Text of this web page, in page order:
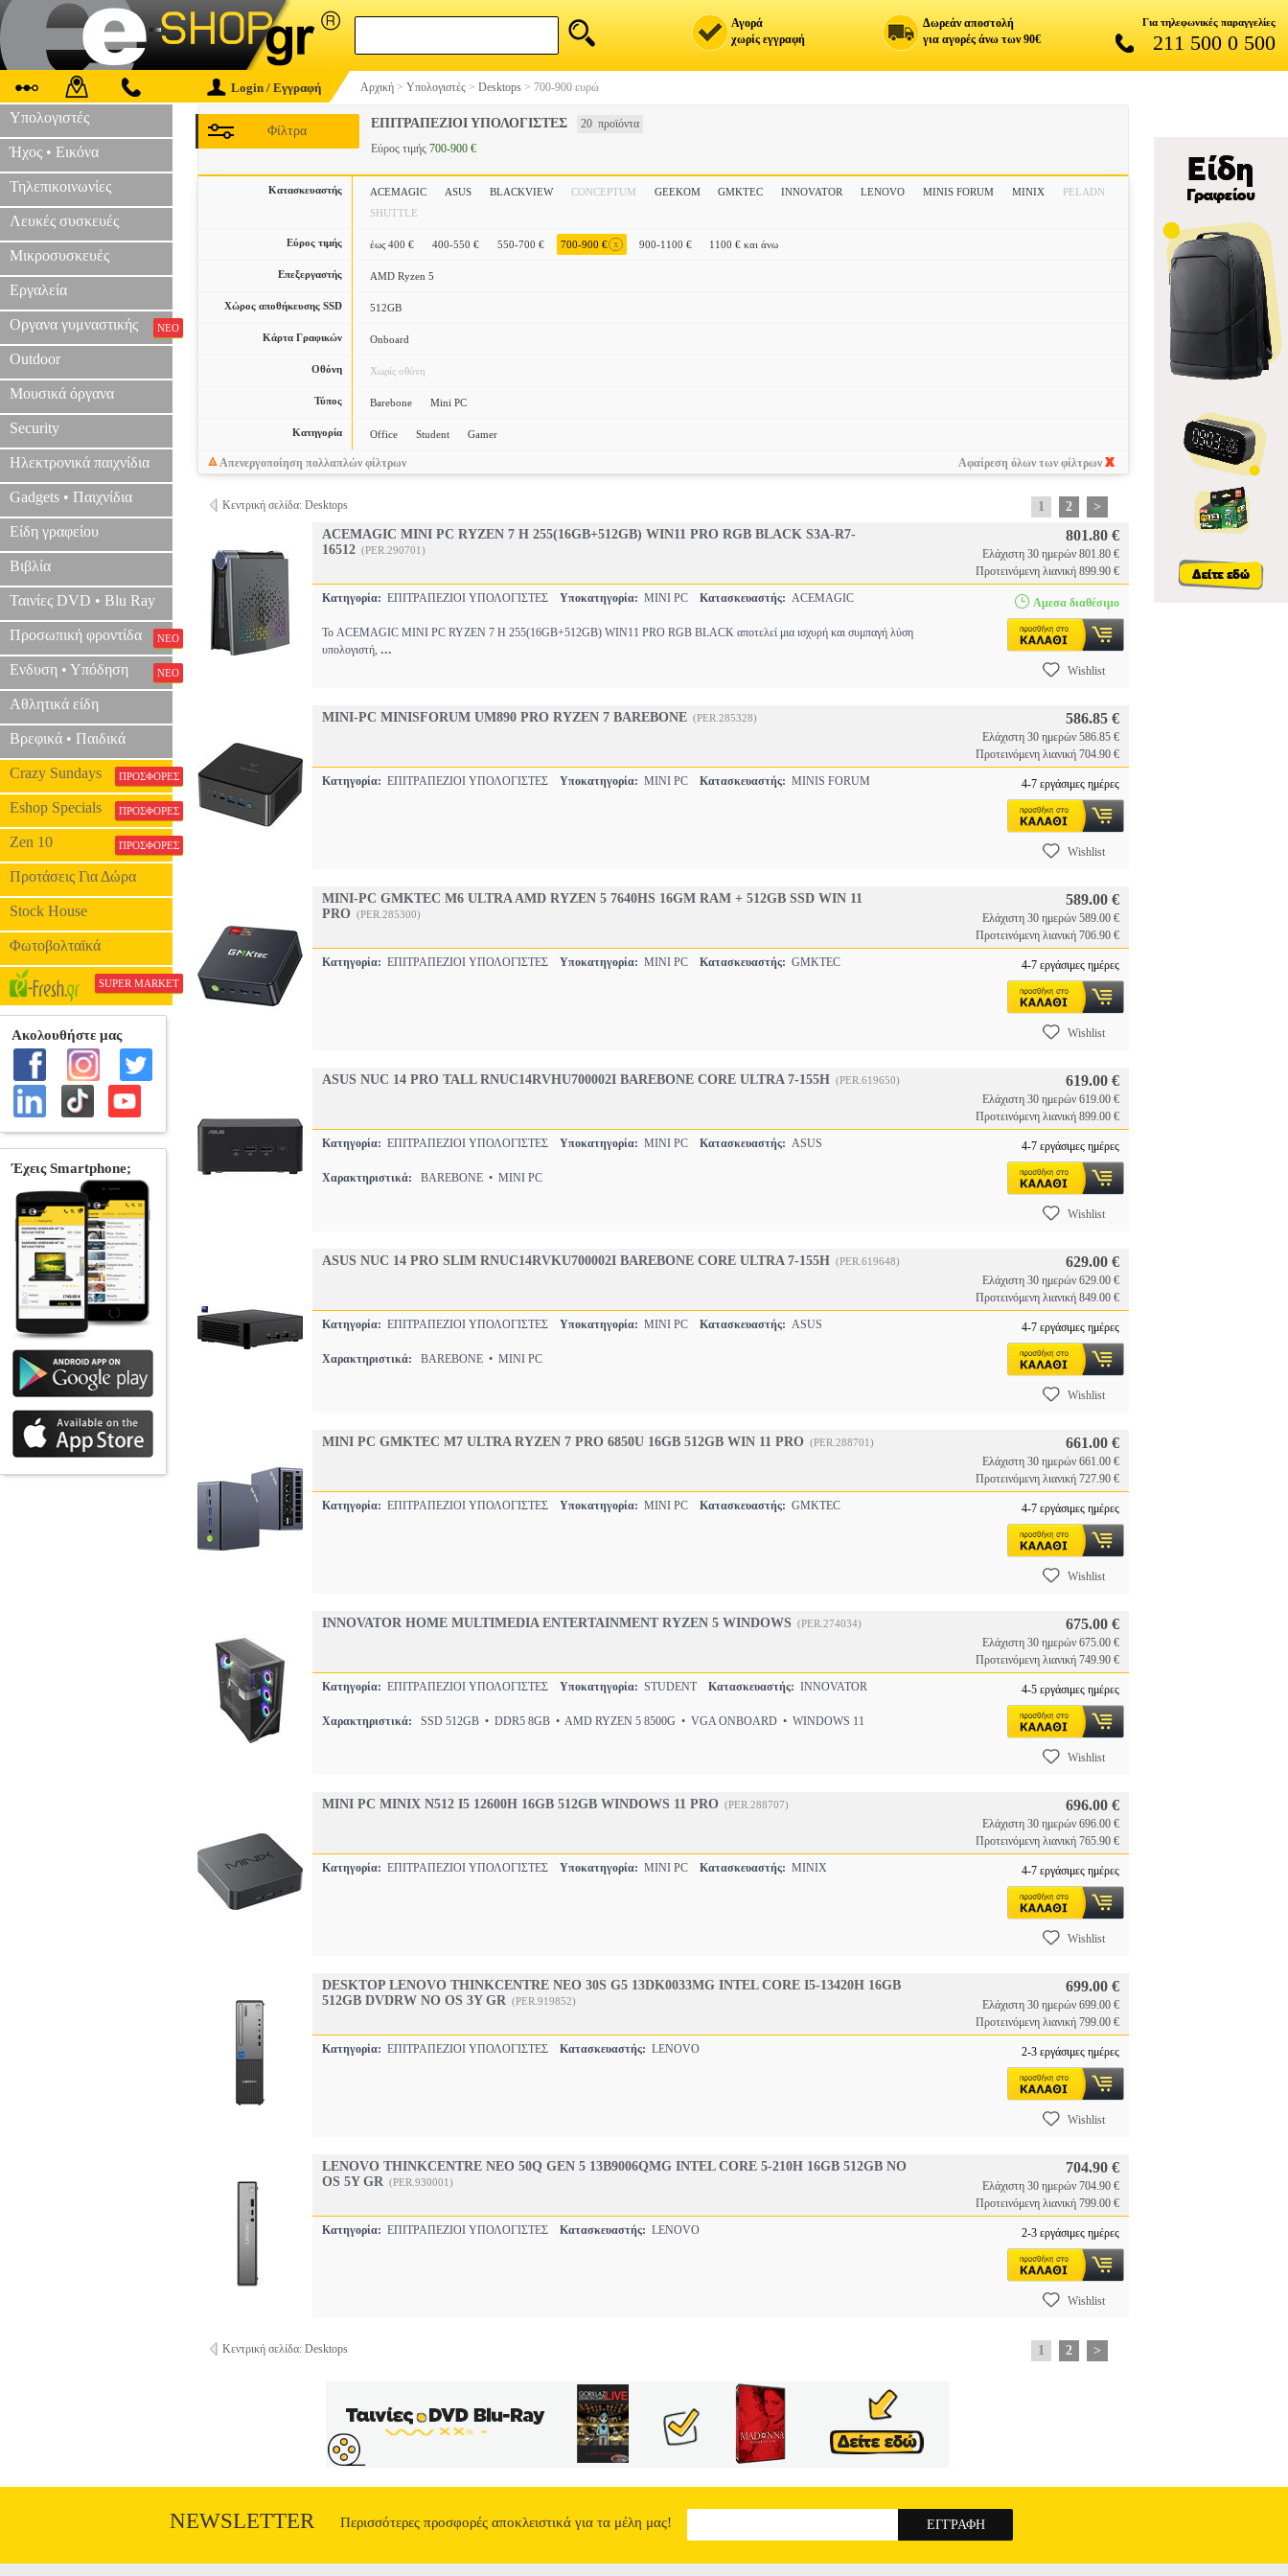
Αγορά
χωρίς εγγραφή
Δωρεάν αποστολή
για αγορές άνω των 90€
Για τηλεφωνικές παραγγελίες
211 500 0 500
Login / Εγγραφή Αρχική > Υπολογιστές > Desktops > 700-900 ευρώ
Υπολογιστές
Ήχος • Εικόνα
Τηλεπικοινωνίες
Λευκές συσκευές
Μικροσυσκευές
Εργαλεία
Οργανα γυμναστικής ΝΕΟ
Outdoor
Μουσικά όργανα
Security
Ηλεκτρονικά παιχνίδια
Gadgets • Παιχνίδια
Είδη γραφείου
Βιβλία
Ταινίες DVD • Blu Ray
Προσωπική φροντίδα ΝΕΟ
Ενδυση • Υπόδηση ΝΕΟ
Αθλητικά είδη
Βρεφικά • Παιδικά
Crazy Sundays ΠΡΟΣΦΟΡΕΣ
Eshop Specials ΠΡΟΣΦΟΡΕΣ
Zen 10 ΠΡΟΣΦΟΡΕΣ
Προτάσεις Για Δώρα
Stock House
Φωτοβολταϊκά
SUPER MARKET
ΕΠΙΤΡΑΠΕΖΙΟΙ ΥΠΟΛΟΓΙΣΤΕΣ 20 προϊόντα
Φίλτρα
Εύρος τιμής 700-900 €
Κατασκευαστής ACEMAGIC ASUS BLACKVIEW CONCEPTUM GEEKOM GMKTEC INNOVATOR LENOVO MINIS FORUM MINIX
PELADN
SHUTTLE
Εύρος τιμής έως 400 € 400-550 € 550-700 € 700-900 € x 900-1100 € 1100 € και άνω
Επεξεργαστής AMD Ryzen 5
Χώρος αποθήκευσης SSD 512GB
Κάρτα Γραφικών Onboard
Οθόνη Χωρίς οθόνη
Τύπος Barebone Mini PC
Κατηγορία Office Student Gamer
Απενεργοποίηση πολλαπλών φίλτρων Αφαίρεση όλων των φίλτρων
Κεντρική σελίδα: Desktops 1 2
>
ACEMAGIC MINI PC RYZEN 7 H 255(16GB+512GB) WIN11 PRO RGB BLACK S3A-R7-
16512 (PER.290701)
801.80 €
Ελάχιστη 30 ημερών 801.80 €
Προτεινόμενη λιανική 899.90 €
Κατηγορία: ΕΠΙΤΡΑΠΕΖΙΟΙ ΥΠΟΛΟΓΙΣΤΕΣ Υποκατηγορία: MINI PC Κατασκευαστής: ACEMAGIC
Το ACEMAGIC MINI PC RYZEN 7 H 255(16GB+512GB) WIN11 PRO RGB BLACK αποτελεί μια ισχυρή και συμπαγή λύση
υπολογιστή, ...
Αμεσα διαθέσιμο
Wishlist
MINI-PC MINISFORUM UM890 PRO RYZEN 7 BAREBONE (PER.285328) 586.85 €
Ελάχιστη 30 ημερών 586.85 €
Προτεινόμενη λιανική 704.90 €
Κατηγορία: ΕΠΙΤΡΑΠΕΖΙΟΙ ΥΠΟΛΟΓΙΣΤΕΣ Υποκατηγορία: MINI PC Κατασκευαστής: MINIS FORUM 4-7 εργάσιμες ημέρες
Wishlist
MINI-PC GMKTEC M6 ULTRA AMD RYZEN 5 7640HS 16GM RAM + 512GB SSD WIN 11
PRO (PER.285300)
589.00 €
Ελάχιστη 30 ημερών 589.00 €
Προτεινόμενη λιανική 706.90 €
Κατηγορία: ΕΠΙΤΡΑΠΕΖΙΟΙ ΥΠΟΛΟΓΙΣΤΕΣ Υποκατηγορία: MINI PC Κατασκευαστής: GMKTEC 4-7 εργάσιμες ημέρες
Wishlist
ASUS NUC 14 PRO TALL RNUC14RVHU700002I BAREBONE CORE ULTRA 7-155H (PER.619650) 619.00 €
Ελάχιστη 30 ημερών 619.00 €
Προτεινόμενη λιανική 899.00 €
Κατηγορία: ΕΠΙΤΡΑΠΕΖΙΟΙ ΥΠΟΛΟΓΙΣΤΕΣ Υποκατηγορία: MINI PC Κατασκευαστής: ASUS
Χαρακτηριστικά: BAREBONE • MINI PC
4-7 εργάσιμες ημέρες
Wishlist
ASUS NUC 14 PRO SLIM RNUC14RVKU700002I BAREBONE CORE ULTRA 7-155H (PER.619648) 629.00 €
Ελάχιστη 30 ημερών 629.00 €
Προτεινόμενη λιανική 849.00 €
Κατηγορία: ΕΠΙΤΡΑΠΕΖΙΟΙ ΥΠΟΛΟΓΙΣΤΕΣ Υποκατηγορία: MINI PC Κατασκευαστής: ASUS
Χαρακτηριστικά: BAREBONE • MINI PC
4-7 εργάσιμες ημέρες
Wishlist
MINI PC GMKTEC M7 ULTRA RYZEN 7 PRO 6850U 16GB 512GB WIN 11 PRO (PER.288701) 661.00 €
Ελάχιστη 30 ημερών 661.00 €
Προτεινόμενη λιανική 727.90 €
Κατηγορία: ΕΠΙΤΡΑΠΕΖΙΟΙ ΥΠΟΛΟΓΙΣΤΕΣ Υποκατηγορία: MINI PC Κατασκευαστής: GMKTEC 4-7 εργάσιμες ημέρες
Wishlist
INNOVATOR HOME MULTIMEDIA ENTERTAINMENT RYZEN 5 WINDOWS (PER.274034) 675.00 €
Ελάχιστη 30 ημερών 675.00 €
Προτεινόμενη λιανική 749.90 €
Κατηγορία: ΕΠΙΤΡΑΠΕΖΙΟΙ ΥΠΟΛΟΓΙΣΤΕΣ Υποκατηγορία: STUDENT Κατασκευαστής: INNOVATOR
Χαρακτηριστικά: SSD 512GB • DDR5 8GB • AMD RYZEN 5 8500G • VGA ONBOARD • WINDOWS 11
4-5 εργάσιμες ημέρες
Wishlist
MINI PC MINIX N512 I5 12600H 16GB 512GB WINDOWS 11 PRO (PER.288707) 696.00 €
Ελάχιστη 30 ημερών 696.00 €
Προτεινόμενη λιανική 765.90 €
Κατηγορία: ΕΠΙΤΡΑΠΕΖΙΟΙ ΥΠΟΛΟΓΙΣΤΕΣ Υποκατηγορία: MINI PC Κατασκευαστής: MINIX 4-7 εργάσιμες ημέρες
Wishlist
DESKTOP LENOVO THINKCENTRE NEO 30S G5 13DK0033MG INTEL CORE I5-13420H 16GB
512GB DVDRW NO OS 3Y GR (PER.919852)
699.00 €
Ελάχιστη 30 ημερών 699.00 €
Προτεινόμενη λιανική 799.00 €
Κατηγορία: ΕΠΙΤΡΑΠΕΖΙΟΙ ΥΠΟΛΟΓΙΣΤΕΣ Κατασκευαστής: LENOVO 2-3 εργάσιμες ημέρες
Wishlist
LENOVO THINKCENTRE NEO 50Q GEN 5 13B9006QMG INTEL CORE 5-210H 16GB 512GB NO
OS 5Y GR (PER.930001)
704.90 €
Ελάχιστη 30 ημερών 704.90 €
Προτεινόμενη λιανική 799.00 €
Κατηγορία: ΕΠΙΤΡΑΠΕΖΙΟΙ ΥΠΟΛΟΓΙΣΤΕΣ Κατασκευαστής: LENOVO 2-3 εργάσιμες ημέρες
Wishlist
Κεντρική σελίδα: Desktops 1 2 >
NEWSLETTER Περισσότερες προσφορές αποκλειστικά για τα μέλη μας!